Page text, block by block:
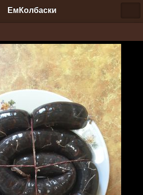
ЕмКолбаски